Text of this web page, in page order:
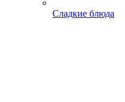
Сладкие блюда